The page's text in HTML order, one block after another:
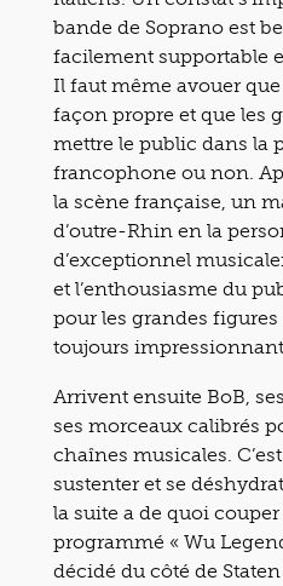
bande de Soprano est
facilement supportable
Il faut même avouer
façon propre et que les
mettre le public dans la
francophone ou non.
la scène française, un
d’outre-Rhin en la
d’exceptionnel
et l’enthousiasme du
pour les grandes
toujours impressionnant.
Arrivent ensuite BoB,
ses morceaux calibrés
chaînes musicales.
sustenter et se
la suite a de quoi couper
programmé « Wu
décidé du côté de